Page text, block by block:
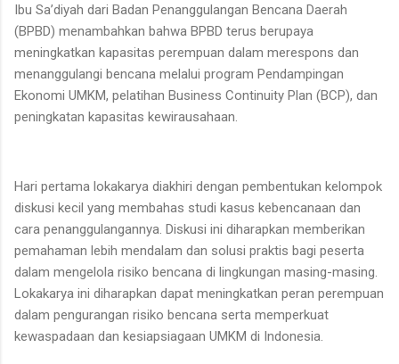
Ibu Sa’diyah dari Badan Penanggulangan Bencana Daerah
(BPBD) menambahkan bahwa BPBD terus berupaya
meningkatkan kapasitas perempuan dalam merespons dan
menanggulangi bencana melalui program Pendampingan
Ekonomi UMKM, pelatihan Business Continuity Plan (BCP), dan
peningkatan kapasitas kewirausahaan.
Hari pertama lokakarya diakhiri dengan pembentukan kelompok
diskusi kecil yang membahas studi kasus kebencanaan dan
cara penanggulangannya. Diskusi ini diharapkan memberikan
pemahaman lebih mendalam dan solusi praktis bagi peserta
dalam mengelola risiko bencana di lingkungan masing-masing.
Lokakarya ini diharapkan dapat meningkatkan peran perempuan
dalam pengurangan risiko bencana serta memperkuat
kewaspadaan dan kesiapsiagaan UMKM di Indonesia.